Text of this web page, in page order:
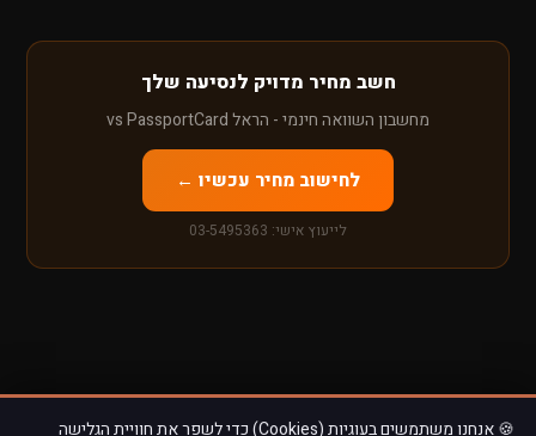
חשב מחיר מדויק לנסיעה שלך
מחשבון השוואה חינמי - הראל vs PassportCard
לחישוב מחיר עכשיו ←
לייעוץ אישי: 03-5495363
🍪 אנחנו משתמשים בעוגיות (Cookies) כדי לשפר את חוויית הגלישה